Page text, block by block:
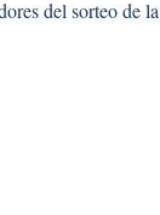
del sorteo de la